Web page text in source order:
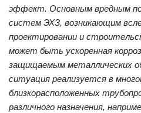
эффект. Основным вредным
систем ЭХЗ, возникающим
проектировании и
может быть ускоренная
защищаемым металлических
ситуация реализуется в
близкорасположенных
различного назначения,